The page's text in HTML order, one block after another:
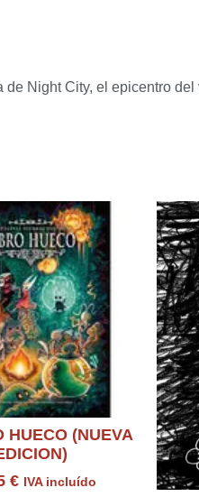
Night City, el epicentro
HUECO (NUEVA
€ IVA incluído